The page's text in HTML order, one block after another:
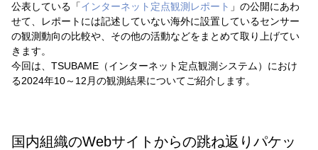
公表している「インターネット定点観測レポート 」の公開にあわ
せて、レポートには記述していない海外に設置しているセンサー
の観測動向の比較や、その他の活動などをまとめて取り上げてい
きます。
今回は、TSUBAME（インターネット定点観測システム）におけ
る2024年10～12月の観測結果についてご紹介します。
国内組織のWebサイトからの跳ね返りパケッ